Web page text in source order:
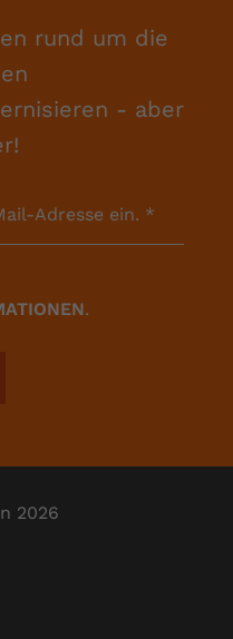
rund um die
- aber
Adresse ein. *
.
2026